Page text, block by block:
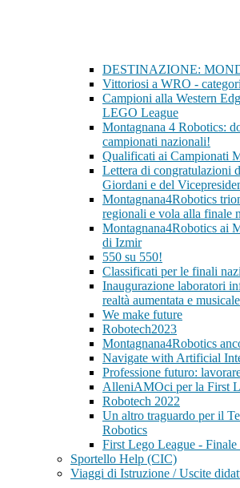
DESTINAZIONE:
Vittoriosi a WRO -
Campioni alla Western
LEGO League
Montagnana 4 Robotics:
campionati nazionali!
Qualificati ai Campionati
Lettera di congratulazioni
Giordani e del
Montagnana4Robotics
regionali e vola alla finale
Montagnana4Robotics ai
di Izmir
550 su 550!
Classificati per le finali
Inaugurazione laboratori
realtà aumentata e musicale
We make future
Robotech2023
Montagnana4Robotics
Navigate with Artificial
Professione futuro:
AlleniAMOci per la First
Robotech 2022
Un altro traguardo per il
Robotics
First Lego League - Finale
Sportello Help (CIC)
Viaggi di Istruzione / Uscite